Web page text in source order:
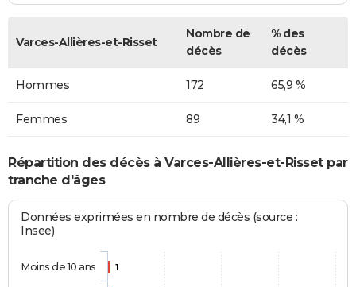
Varces-Allières-et-Risset
Nombre de
décès
% des
décès
Hommes 172 65,9 %
Femmes 89 34,1 %
Répartition des décès à Varces-Allières-et-Risset par
tranche d'âges
Données exprimées en nombre de décès (source :
Insee)
1
Moins de 10 ans